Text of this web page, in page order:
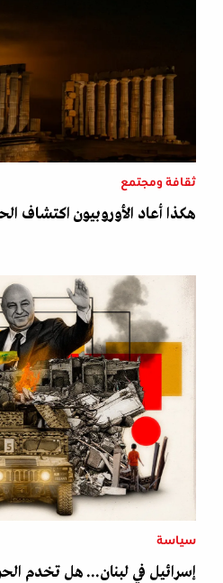
ثقافة ومجتمع
هكذا أعاد الأوروبيون اكتشاف
سياسة
إسرائيل في لبنان... هل تخدم